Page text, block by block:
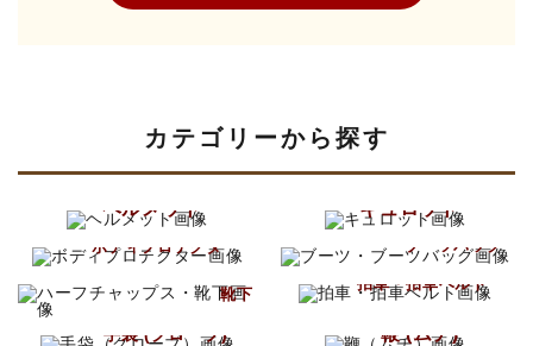
カテゴリーから探す
ヘルメット キュロット
ボディプロテクター
ブーツ
ブーツバッグ
靴下
拍車・拍車ベルト
手袋 (グローブ) 鞭 (ムチ)